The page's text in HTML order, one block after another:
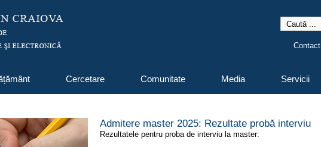
Contact
Cercetare Comunitate Media Servicii
Admitere master 2025: Rezultate probă interviu
Rezultatele pentru proba de interviu la master: